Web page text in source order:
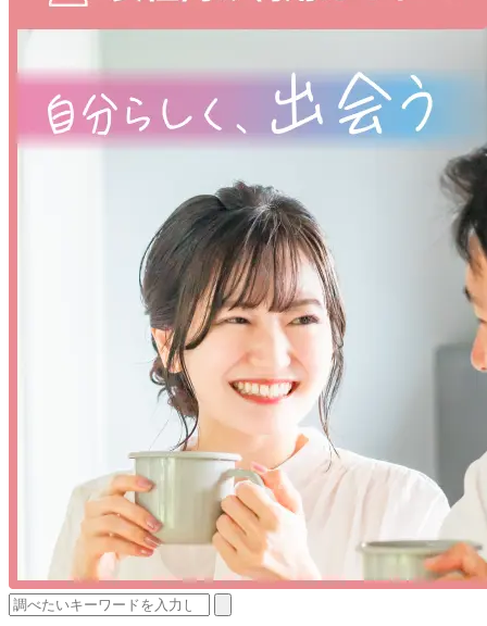
検